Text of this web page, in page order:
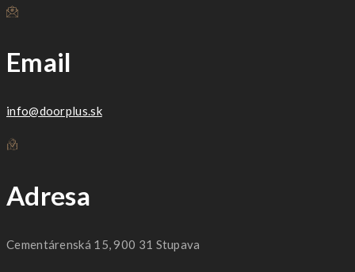
Email
info@doorplus.sk
Adresa
Cementárenská 15, 900 31 Stupava